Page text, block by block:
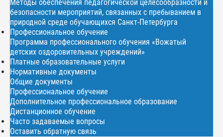
Методы обеспечения педагогической целесообразности и
безопасности мероприятий, связанных с пребыванием в
природной среде обучающихся Санкт-Петербурга
Профессиональное обучение
Программа профессионального обучения «Вожатый
детских оздоровительных учреждений»
Платные образовательные услуги
Нормативные документы
Общие документы
Профессиональное обучение
Дополнительное профессиональное образование
Дистанционное обучение
Часто задаваемые вопросы
Оставить обратную связь